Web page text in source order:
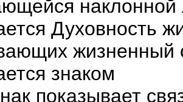
наклонной
Духовность
жизненный
знаком
показывает